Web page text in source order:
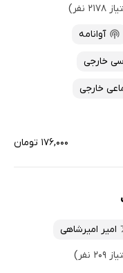
نفر)
آوانامه
خارجی
خارجی
۱۷۶,۰۰۰ تومان
امیر امیرشاهی
نفر)